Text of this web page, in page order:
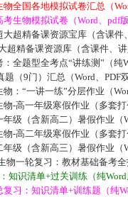
全国各地模拟试卷汇总（
生物模拟试卷（Word、pdf
超精备课资源宝库（含课件
超精备课资源库（含课件、讲
全题型全考点“讲练测”（纯
（9门）汇总（Word、PDF
：“一讲一练”分层作业（
-高一年级寒假作业（多套打
级（含新高二）暑假作业（
-高二年级寒假作业（多套打
级（含新高三）暑假作业（
物一轮复习：教材基础备考
知识清单+过关训练（纯Word
习：知识清单+训练题（纯